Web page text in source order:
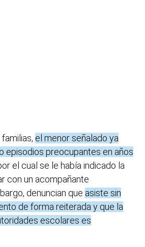
el menor señalado ya
episodios preocupantes en años
el cual se le había indicado la
con un acompañante
denuncian que asiste sin
de forma reiterada y que la
escolares es